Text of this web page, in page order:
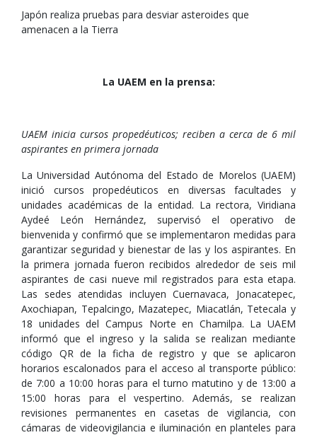
Japón realiza pruebas para desviar asteroides que
amenacen a la Tierra
La UAEM en la prensa:
UAEM inicia cursos propedéuticos; reciben a cerca de 6 mil
aspirantes en primera jornada
La Universidad Autónoma del Estado de Morelos (UAEM)
inició cursos propedéuticos en diversas facultades y
unidades académicas de la entidad. La rectora, Viridiana
Aydeé León Hernández, supervisó el operativo de
bienvenida y confirmó que se implementaron medidas para
garantizar seguridad y bienestar de las y los aspirantes. En
la primera jornada fueron recibidos alrededor de seis mil
aspirantes de casi nueve mil registrados para esta etapa.
Las sedes atendidas incluyen Cuernavaca, Jonacatepec,
Axochiapan, Tepalcingo, Mazatepec, Miacatlán, Tetecala y
18 unidades del Campus Norte en Chamilpa. La UAEM
informó que el ingreso y la salida se realizan mediante
código QR de la ficha de registro y que se aplicaron
horarios escalonados para el acceso al transporte público:
de 7:00 a 10:00 horas para el turno matutino y de 13:00 a
15:00 horas para el vespertino. Además, se realizan
revisiones permanentes en casetas de vigilancia, con
cámaras de videovigilancia e iluminación en planteles para